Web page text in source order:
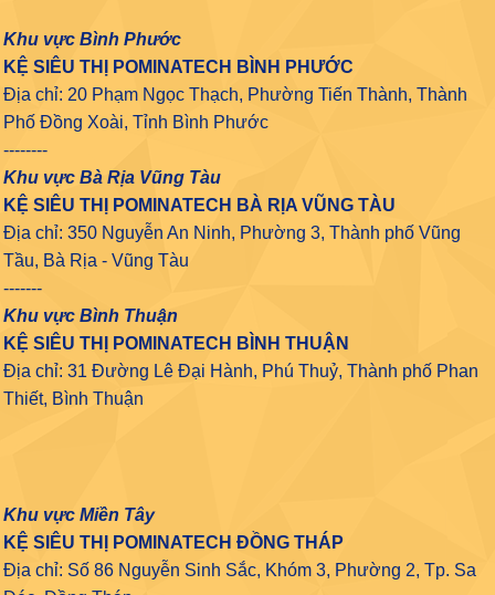
Khu vực Bình Phước
KỆ SIÊU THỊ POMINATECH BÌNH PHƯỚC
Địa chỉ: 20 Phạm Ngọc Thạch, Phường Tiến Thành, Thành
Phố Đồng Xoài, Tỉnh Bình Phước
--------
Khu vực Bà Rịa Vũng Tàu
KỆ SIÊU THỊ POMINATECH BÀ RỊA VŨNG TÀU
Địa chỉ: 350 Nguyễn An Ninh, Phường 3, Thành phố Vũng
Tầu, Bà Rịa - Vũng Tàu
-------
Khu vực Bình Thuận
KỆ SIÊU THỊ POMINATECH BÌNH THUẬN
Địa chỉ: 31 Đường Lê Đại Hành, Phú Thuỷ, Thành phố Phan
Thiết, Bình Thuận
Khu vực Miền Tây
KỆ SIÊU THỊ POMINATECH ĐỒNG THÁP
Địa chỉ: Số 86 Nguyễn Sinh Sắc, Khóm 3, Phường 2, Tp. Sa